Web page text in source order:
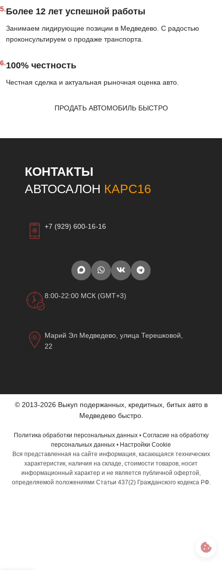
5.Более 12 лет успешной работы
Занимаем лидирующие позиции в Медведево. С радостью
проконсультируем о продаже транспорта.
6.100% честность
Честная сделка и актуальная рыночная оценка авто.
ПРОДАТЬ АВТОМОБИЛЬ БЫСТРО
КОНТАКТЫ
АВТОСАЛОН КАРС16
+7 (929) 600-16-16
8:00-22:00 МСК (GMT+3)
Марий Эл Медведево, улица Терешковой,
22
© 2013-2026 Выкуп подержанных, кредитных, битых авто в
Медведево быстро.
Политика обработки персональных данных• Согласие на обработку
персональных данных • Настройки Cookie
Вся представленная на сайте информация, касающаяся технических
характеристик, наличия на складе, стоимости товаров, носит
информационный характер и не является публичной офертой,
определяемой положениями Статьи 437(2) Гражданского кодекса РФ.